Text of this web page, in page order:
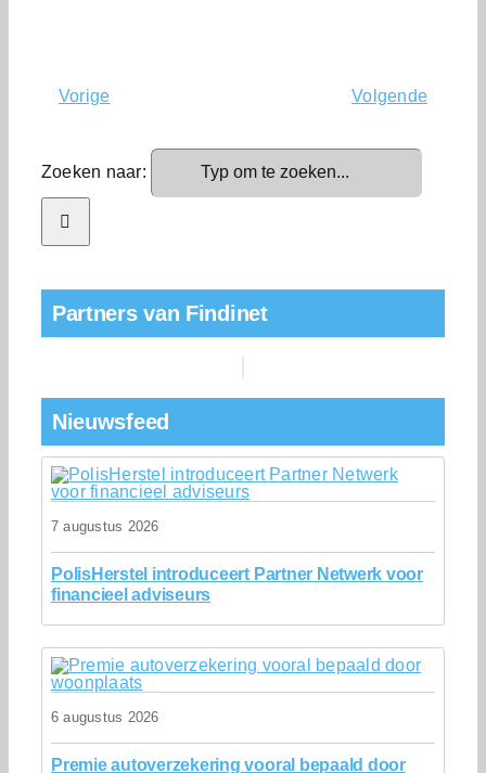
Vorige Volgende
Zoeken naar:
Partners van Findinet
Nieuwsfeed
7 augustus 2026
PolisHerstel introduceert Partner Netwerk voor
financieel adviseurs
6 augustus 2026
Premie autoverzekering vooral bepaald door